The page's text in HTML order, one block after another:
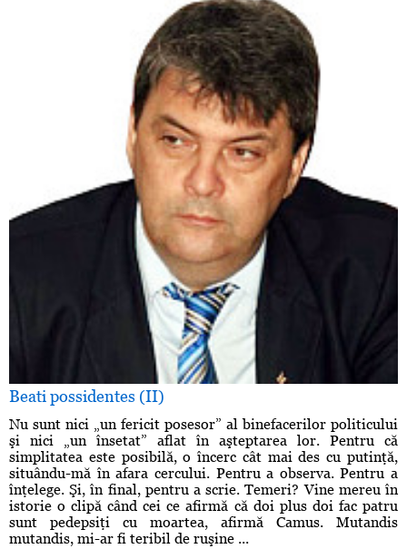
Beati possidentes (II)
Nu sunt nici „un fericit posesor” al binefacerilor politicului
şi nici „un însetat” aflat în aşteptarea lor. Pentru că
simplitatea este posibilă, o încerc cât mai des cu putinţă,
situându-mă în afara cercului. Pentru a observa. Pentru a
înţelege. Şi, în final, pentru a scrie. Temeri? Vine mereu în
istorie o clipă când cei ce afirmă că doi plus doi fac patru
sunt pedepsiţi cu moartea, afirmă Camus. Mutandis
mutandis, mi-ar fi teribil de ruşine ...